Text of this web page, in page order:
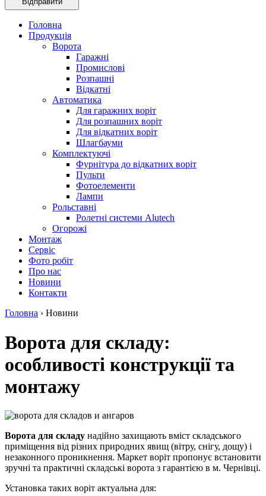
Головна
Продукція
Ворота
Гаражні
Промислові
Розпашні
Відкатні
Автоматика
Для гаражних воріт
Для розпашних воріт
Для відкатних воріт
Шлагбауми
Комплектуючі
Фурнітура до відкатних воріт
Пульти
Фотоелементи
Лампи
Рольставні
Ролетні системи Alutech
Огорожі
Монтаж
Сервіс
Фото робіт
Про нас
Новини
Контакти
Головна › Новини
Ворота для складу:
особливості конструкції та
монтажу
Ворота для складу надійно захищають вміст складського
приміщення від різних природних явищ (вітру, снігу, дощу) і
незаконного проникнення. Маркет воріт пропонує встановити
зручні та практичні складські ворота з гарантією в м. Чернівці.
Установка таких воріт актуальна для: